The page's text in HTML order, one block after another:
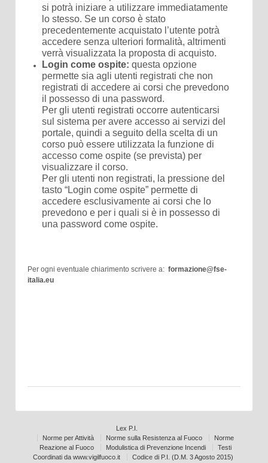
si potrà iniziare a utilizzare immediatamente
lo stesso. Se un corso è stato
precedentemente acquistato l’utente potrà
accedere senza ulteriori formalità, altrimenti
verrà visualizzata la proposta di acquisto.
Login come ospite: questa opzione
permette sia agli utenti registrati che non
registrati di accedere ai corsi che prevedono
il possesso di una password.
Per gli utenti registrati occorre autenticarsi
sul sistema per avere accesso ai servizi del
portale, quindi a seguito della scelta di un
corso può essere utilizzata la funzione di
accesso come ospite (se prevista) per
visualizzare il corso.
Per gli utenti non registrati, la pressione del
tasto “Login come ospite” permette di
accedere esclusivamente ai corsi che lo
prevedono e per i quali si è in possesso di
una password come ospite.
Per ogni eventuale chiarimento scrivere a: formazione@fse-
italia.eu
Lex P.I.
Norme per Attività
Norme sulla Resistenza al Fuoco
Norme
Reazione al Fuoco
Modulistica di Prevenzione Incendi
Testi
Coordinati da www.vigilfuoco.it
Codice di P.I. (D.M. 3 Agosto 2015)